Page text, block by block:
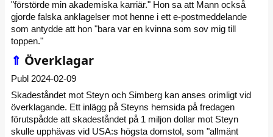
"förstörde min akademiska karriär." Hon sa att Mann också
gjorde falska anklagelser mot henne i ett e-postmeddelande
som antydde att hon "bara var en kvinna som sov mig till
toppen."
⇑ Överklagar
Publ 2024-02-09
Skadeståndet mot Steyn och Simberg kan anses orimligt vid
överklagande. Ett inlägg på Steyns hemsida på fredagen
förutspådde att skadeståndet på 1 miljon dollar mot Steyn
skulle upphävas vid USA:s högsta domstol, som "allmänt